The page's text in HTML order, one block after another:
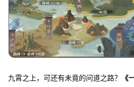
九霄之上，可还有未竟的问道之路？ 《